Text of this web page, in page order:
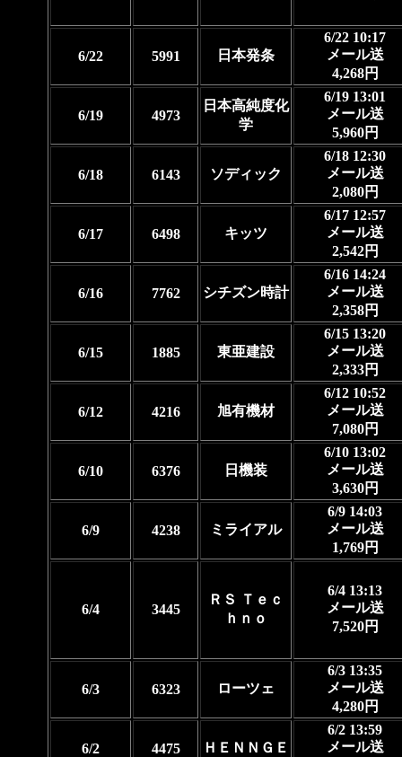
6/22 5991 日本発条
6/22 10:17
メール送
4,268円
6/19 4973
日本高純度化
学
6/19 13:01
メール送
5,960円
6/18 6143 ソディック
6/18 12:30
メール送
2,080円
6/17 6498 キッツ
6/17 12:57
メール送
2,542円
6/16 7762 シチズン時計
6/16 14:24
メール送
2,358円
6/15 1885 東亜建設
6/15 13:20
メール送
2,333円
6/12 4216 旭有機材
6/12 10:52
メール送
7,080円
6/10 6376 日機装
6/10 13:02
メール送
3,630円
6/9 4238 ミライアル
6/9 14:03
メール送
1,769円
6/4 3445
ＲＳ Ｔｅｃ
ｈｎｏ
6/4 13:13
メール送
7,520円
6/3 6323 ローツェ
6/3 13:35
メール送
4,280円
6/2 4475 ＨＥＮＮＧＥ
6/2 13:59
メール送